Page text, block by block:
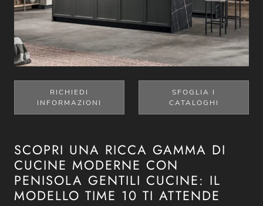
RICHIEDI
INFORMAZIONI
SFOGLIA I
CATALOGHI
SCOPRI UNA RICCA GAMMA DI
CUCINE MODERNE CON
PENISOLA GENTILI CUCINE: IL
MODELLO TIME 10 TI ATTENDE